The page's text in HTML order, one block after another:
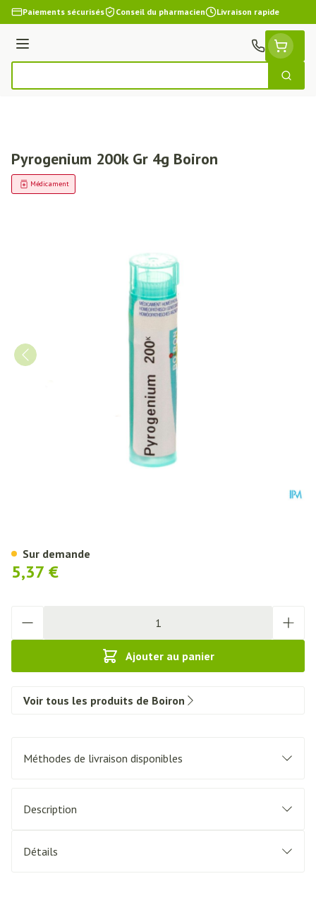
Aller au contenu
Paiements sécurisés Conseil du pharmacien Livraison rapide
Menu
Pyrogenium 200k Gr 4g Boiron
Médicament
5,37 €
Ajouter au panier
Sur demande
Voir tous les produits de Boiron
Méthodes de livraison disponibles
Description
Détails